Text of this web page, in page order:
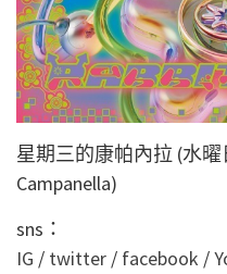
星期三的康帕內拉 (水
Campanella)
sns：
IG / twitter / facebook /